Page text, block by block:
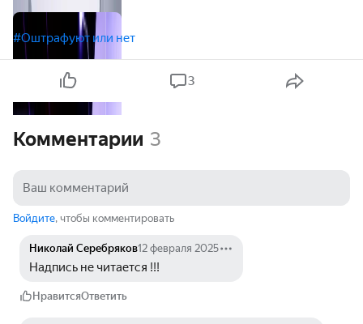
#Оштрафуют или нет
3
Комментарии 3
Войдите, чтобы комментировать
Николай Серебряков12 февраля 2025
Надпись не читается !!!
НравитсяОтветить